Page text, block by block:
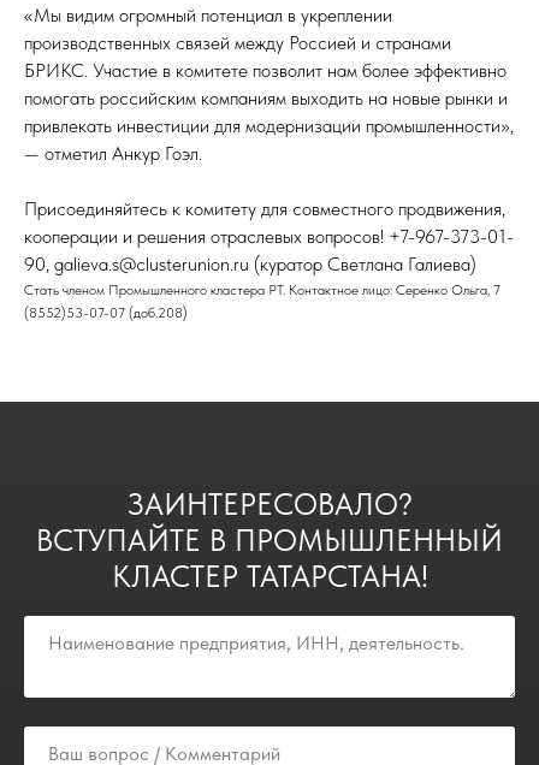
«Мы видим огромный потенциал в укреплении
производственных связей между Россией и странами
БРИКС. Участие в комитете позволит нам более эффективно
помогать российским компаниям выходить на новые рынки и
привлекать инвестиции для модернизации промышленности»,
— отметил Анкур Гоэл.
Присоединяйтесь к комитету для совместного продвижения,
кооперации и решения отраслевых вопросов! +7-967-373-01-
90, galieva.s@clusterunion.ru (куратор Светлана Галиева)
Стать членом Промышленного кластера РТ. Контактное лицо: Серенко Ольга, 7
(8552)53-07-07 (доб.208)
ЗАИНТЕРЕСОВАЛО?
ВСТУПАЙТЕ В ПРОМЫШЛЕННЫЙ
КЛАСТЕР ТАТАРСТАНА!